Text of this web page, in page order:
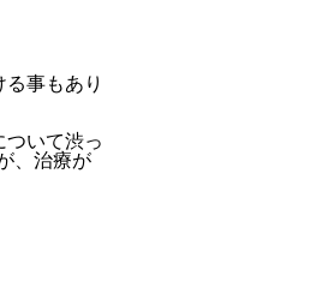
事もあり
いて渋っ
、治療が